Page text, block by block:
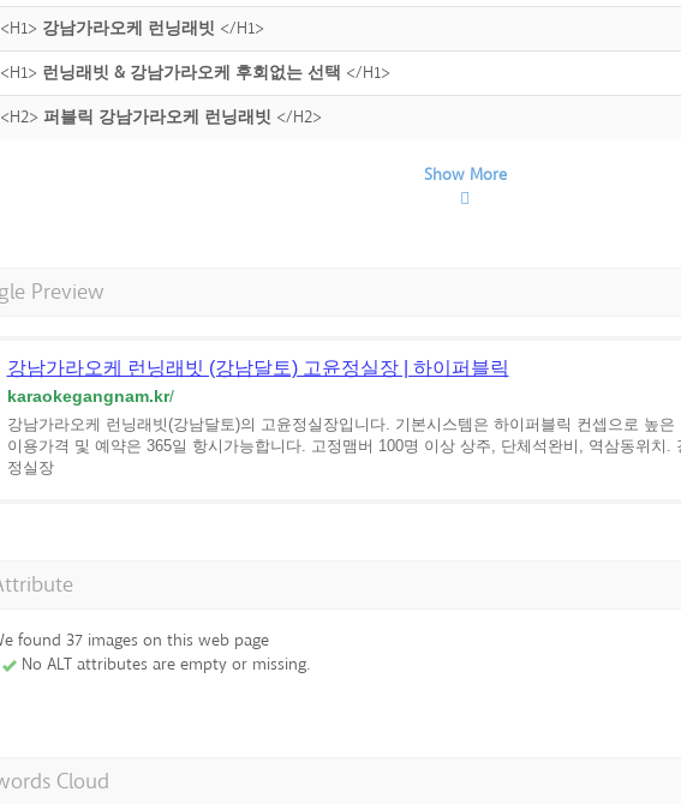
<H1> 강남가라오케 런닝래빗 </H1>
<H1> 런닝래빗 & 강남가라오케 후회없는 선택 </H1>
<H2> 퍼블릭 강남가라오케 런닝래빗 </H2>
Show More
Preview
강남가라오케 런닝래빗 (강남달토) 고윤정실장 | 하이퍼블릭
karaokegangnam.kr/
강남가라오케 런닝래빗(강남달토)의 고윤정실장입니다. 기본시스템은 하이퍼블릭 컨셉으로 높
이용가격 및 예약은 365일 항시가능합니다. 고정맴버 100명 이상 상주, 단체석완비, 역삼동위치.
정실장
found 37 images on this web page
No ALT attributes are empty or missing.
Cloud